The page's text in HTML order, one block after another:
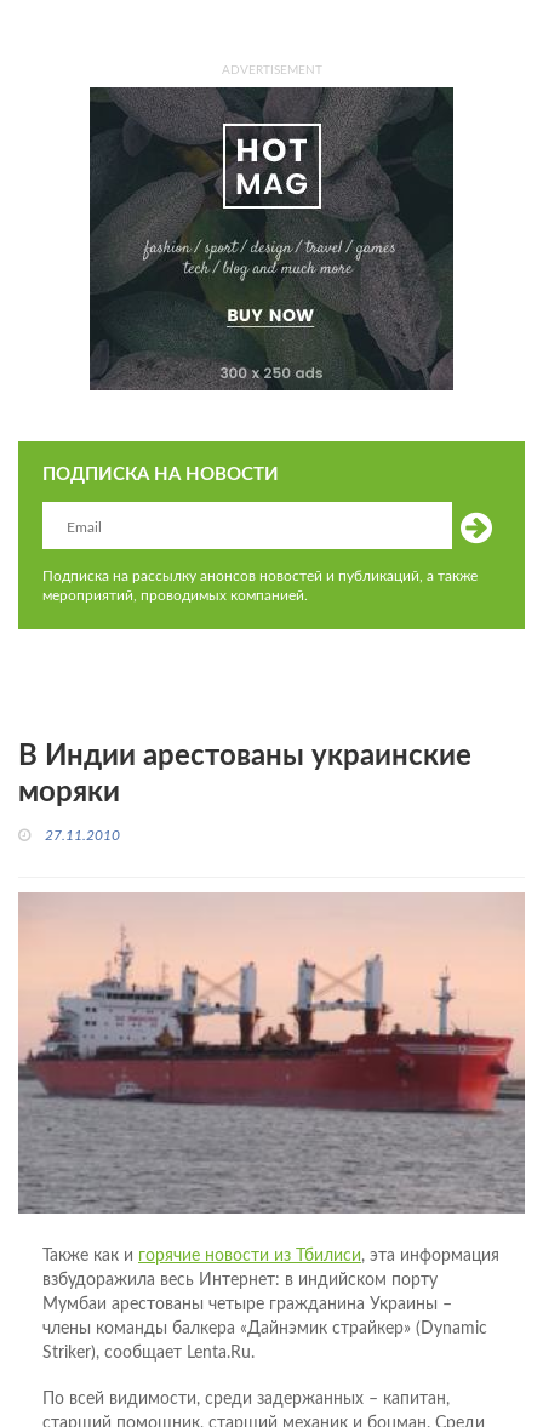
ADVERTISEMENT
ПОДПИСКА НА НОВОСТИ
Подписка на рассылку анонсов новостей и публикаций, а также
мероприятий, проводимых компанией.
В Индии арестованы украинские
моряки
27.11.2010
Также как и горячие новости из Тбилиси, эта информация
взбудоражила весь Интернет: в индийском порту
Мумбаи арестованы четыре гражданина Украины –
члены команды балкера «Дайнэмик страйкер» (Dynamic
Striker), сообщает Lenta.Ru.
По всей видимости, среди задержанных – капитан,
старший помощник, старший механик и боцман. Среди